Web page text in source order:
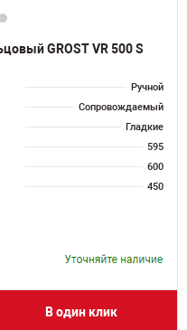
GROST VR 500 S
Ручной
Сопровождаемый
Гладкие
595
600
450
В один клик